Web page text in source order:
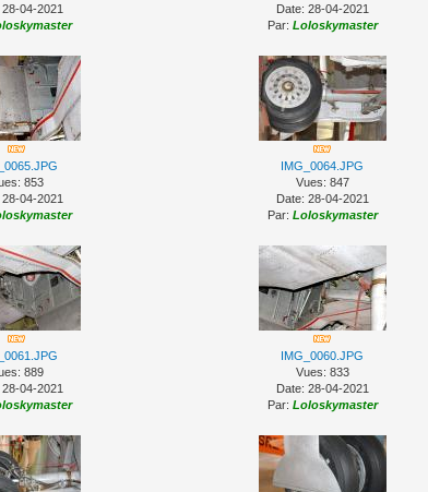
28-04-2021
Date: 28-04-2021
Par: Loloskymaster
853
28-04-2021
IMG_0064.JPG
Vues: 847
Date: 28-04-2021
Par: Loloskymaster
889
28-04-2021
IMG_0060.JPG
Vues: 833
Date: 28-04-2021
Par: Loloskymaster